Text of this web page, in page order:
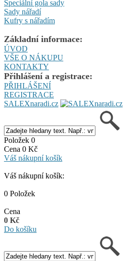
Speciální gola sady
Sady nářadí
Kufry s nářadím
Základní informace:
ÚVOD
VŠE O NÁKUPU
KONTAKTY
Přihlášení a registrace:
PŘIHLÁŠENÍ
REGISTRACE
SALEXnaradi.cz
Položek 0
Cena 0 Kč
Váš nákupní košík
Váš nákupní košík:
0 Položek
Cena
0 Kč
Do košíku